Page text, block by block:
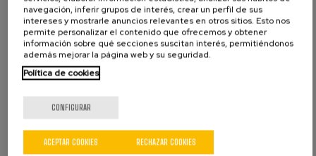
AGME dispone de una amplia gama de remachadoras
con diferentes prestaciones. En este vídeo le
orientamos sobré como elegir el modelo de
remachadora más adecuado al proceso que quiere
Contenido bloqueado por su
navegación, inferir grupos de interés, crear un perfil de sus
intereses y mostrarle anuncios relevantes en otros sitios. Esto nos
permite personalizar el contenido que ofrecemos y obtener
información sobre qué secciones suscitan interés, permitiéndonos
además mejorar la página web y su seguridad.
Política de cookies
CONFIGURAR
RECHAZAR COOKIES
ACEPTAR COOKIES